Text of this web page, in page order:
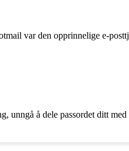
var den opprinnelige e-
unngå å dele passordet ditt